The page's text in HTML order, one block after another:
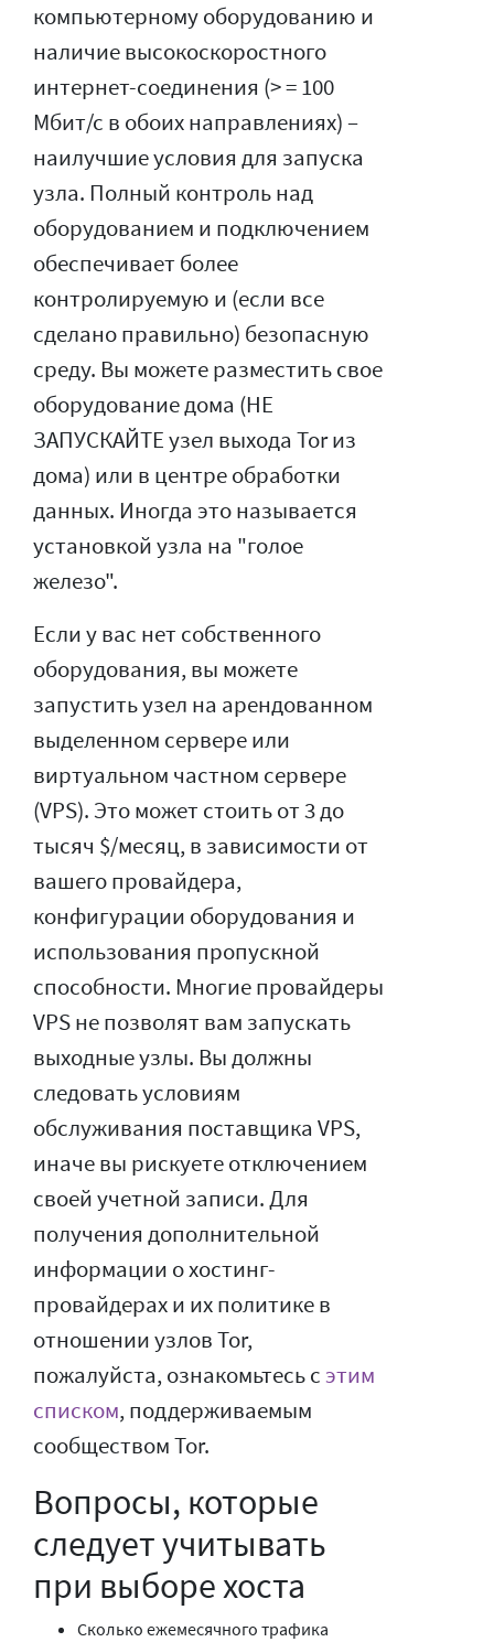
компьютерному оборудованию и
наличие высокоскоростного
интернет-соединения (> = 100
Мбит/с в обоих направлениях) –
наилучшие условия для запуска
узла. Полный контроль над
оборудованием и подключением
обеспечивает более
контролируемую и (если все
сделано правильно) безопасную
среду. Вы можете разместить свое
оборудование дома (НЕ
ЗАПУСКАЙТЕ узел выхода Tor из
дома) или в центре обработки
данных. Иногда это называется
установкой узла на "голое
железо".
Если у вас нет собственного
оборудования, вы можете
запустить узел на арендованном
выделенном сервере или
виртуальном частном сервере
(VPS). Это может стоить от 3 до
тысяч $/месяц, в зависимости от
вашего провайдера,
конфигурации оборудования и
использования пропускной
способности. Многие провайдеры
VPS не позволят вам запускать
выходные узлы. Вы должны
следовать условиям
обслуживания поставщика VPS,
иначе вы рискуете отключением
своей учетной записи. Для
получения дополнительной
информации о хостинг-
провайдерах и их политике в
отношении узлов Tor,
пожалуйста, ознакомьтесь сэтим
списком, поддерживаемым
сообществом Tor.
Вопросы, которые
следует учитывать
при выборе хоста
Сколько ежемесячного трафика